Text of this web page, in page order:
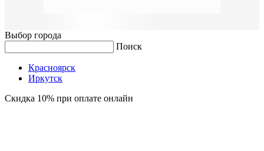
Выбор города
Поиск
Красноярск
Иркутск
Скидка 10% при оплате онлайн